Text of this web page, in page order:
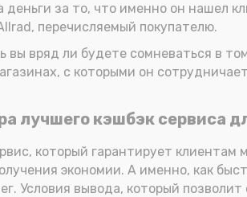
деньги за то, что именно он нашел
перечисляемый покупателю.
вы вряд ли будете сомневаться в
с которыми он
лучшего кэшбэк сервиса
который гарантирует
экономии. А именно, как
Условия вывода, который